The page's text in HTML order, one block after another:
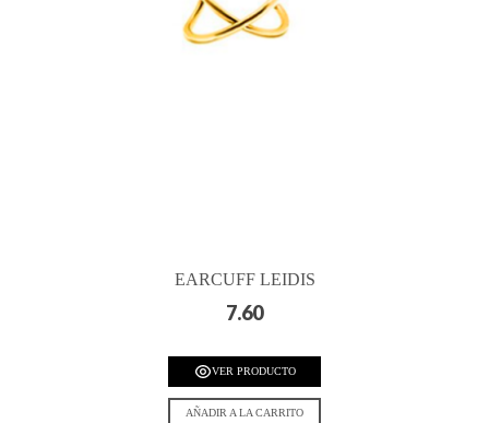
EARCUFF LEIDIS
7.60
VER PRODUCTO
AÑADIR A LA CARRITO